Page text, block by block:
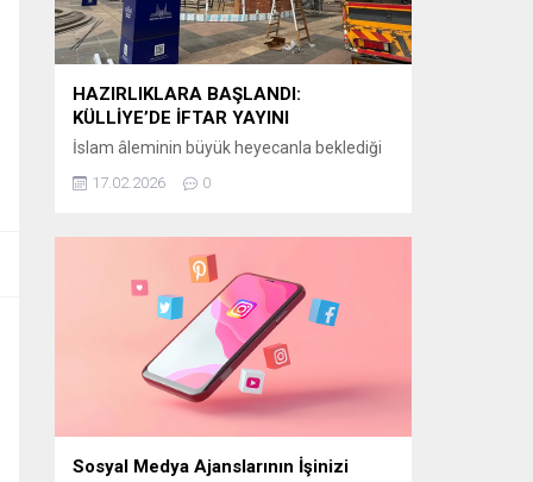
sistemleri tercih etmektedir. Bu
kapsamda Antalya airport transfer hizmetleri,...
HAZIRLIKLARA BAŞLANDI:
KÜLLİYE’DE İFTAR YAYINI
İslam âleminin büyük heyecanla beklediği
ekranlara taşınıyor. Kanal D, iftar saatlerinin
programıyla izleyiciyle buluşturmaya
hazırlanıyor. CAM STÜDYO KURULUYOR
“Bir Ramazan Akşamı” için
Cumhurbaşkanlığı Külliyesi yerleşkesinde
bulunan Beştepe Millet Camii avlusuna
özel bir cam stüdyo kuruluyor. Ramazana
özel tasarlanan...
17.02.2026 0
Sosyal Medya Ajanslarının İşinizi